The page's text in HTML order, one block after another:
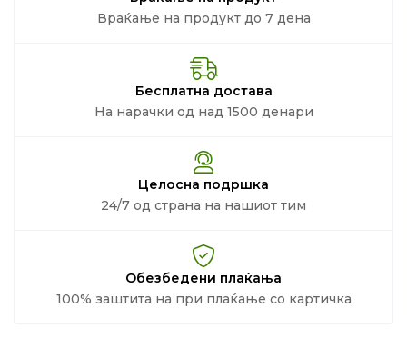
Враќање на продукт до 7 дена
Бесплатна достава
На нарачки од над 1500 денари
Целосна подршка
24/7 од страна на нашиот тим
Обезбедени плаќања
100% заштита на при плаќање со картичка